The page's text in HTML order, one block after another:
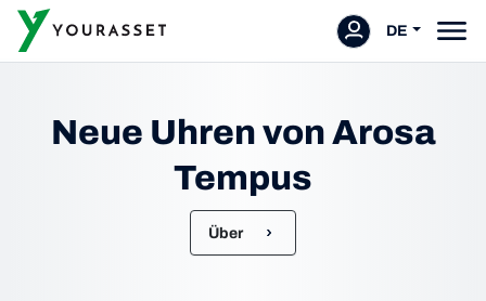
DE
Neue Uhren von Arosa
Tempus
Über